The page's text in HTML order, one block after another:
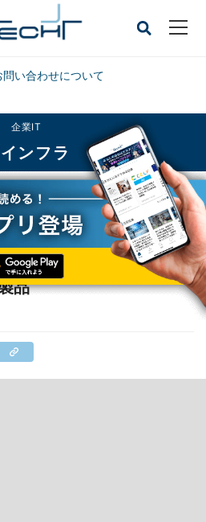
い合わせについて
CLOSE
企業IT
ンフラ
し構築支援の新ソフトウェア2製品
全体を簡素化し構築支援
品